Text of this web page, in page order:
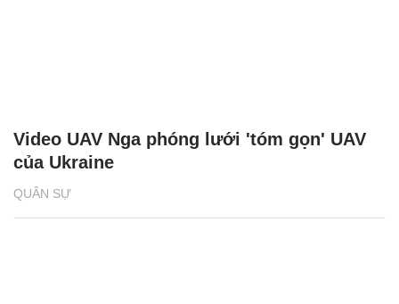
QUÂN SỰ
Video UAV Nga phóng lưới 'tóm gọn' UAV
của Ukraine